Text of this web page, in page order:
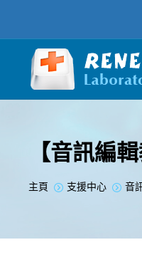
【音訊編
您在此处：
主頁 支援中心 音